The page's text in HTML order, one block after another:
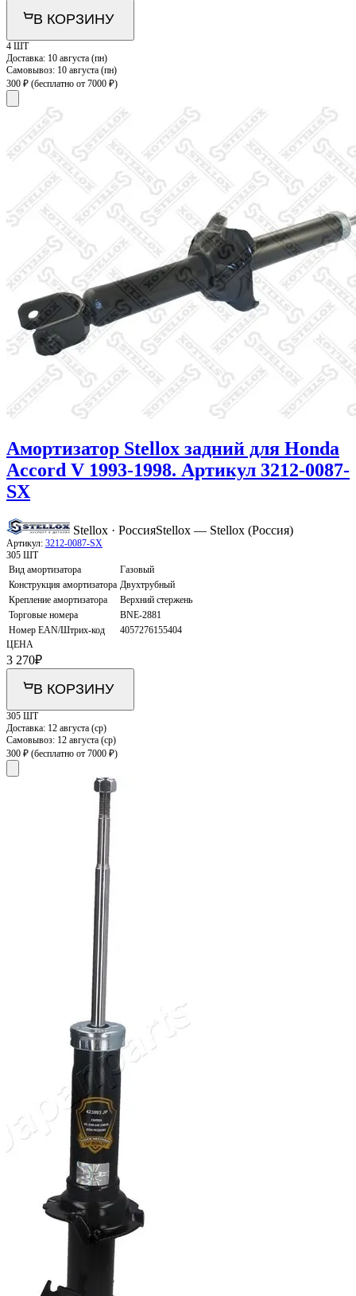
В КОРЗИНУ
4 ШТ
Доставка: 10 августа (пн)
Самовывоз: 10 августа (пн)
300 ₽ (бесплатно от 7000 ₽)
Амортизатор Stellox задний для Honda
Accord V 1993-1998. Артикул 3212-0087-
SX
Stellox · РоссияStellox — Stellox (Россия)
Артикул: 3212-0087-SX
305 ШТ
Вид амортизатора
Газовый
Конструкция амортизатора Двухтрубный
Крепление амортизатора
Верхний стержень
Торговые номера
BNE-2881
Номер EAN/Штрих-код
4057276155404
ЦЕНА
3 270₽
В КОРЗИНУ
305 ШТ
Доставка: 12 августа (ср)
Самовывоз: 12 августа (ср)
300 ₽ (бесплатно от 7000 ₽)